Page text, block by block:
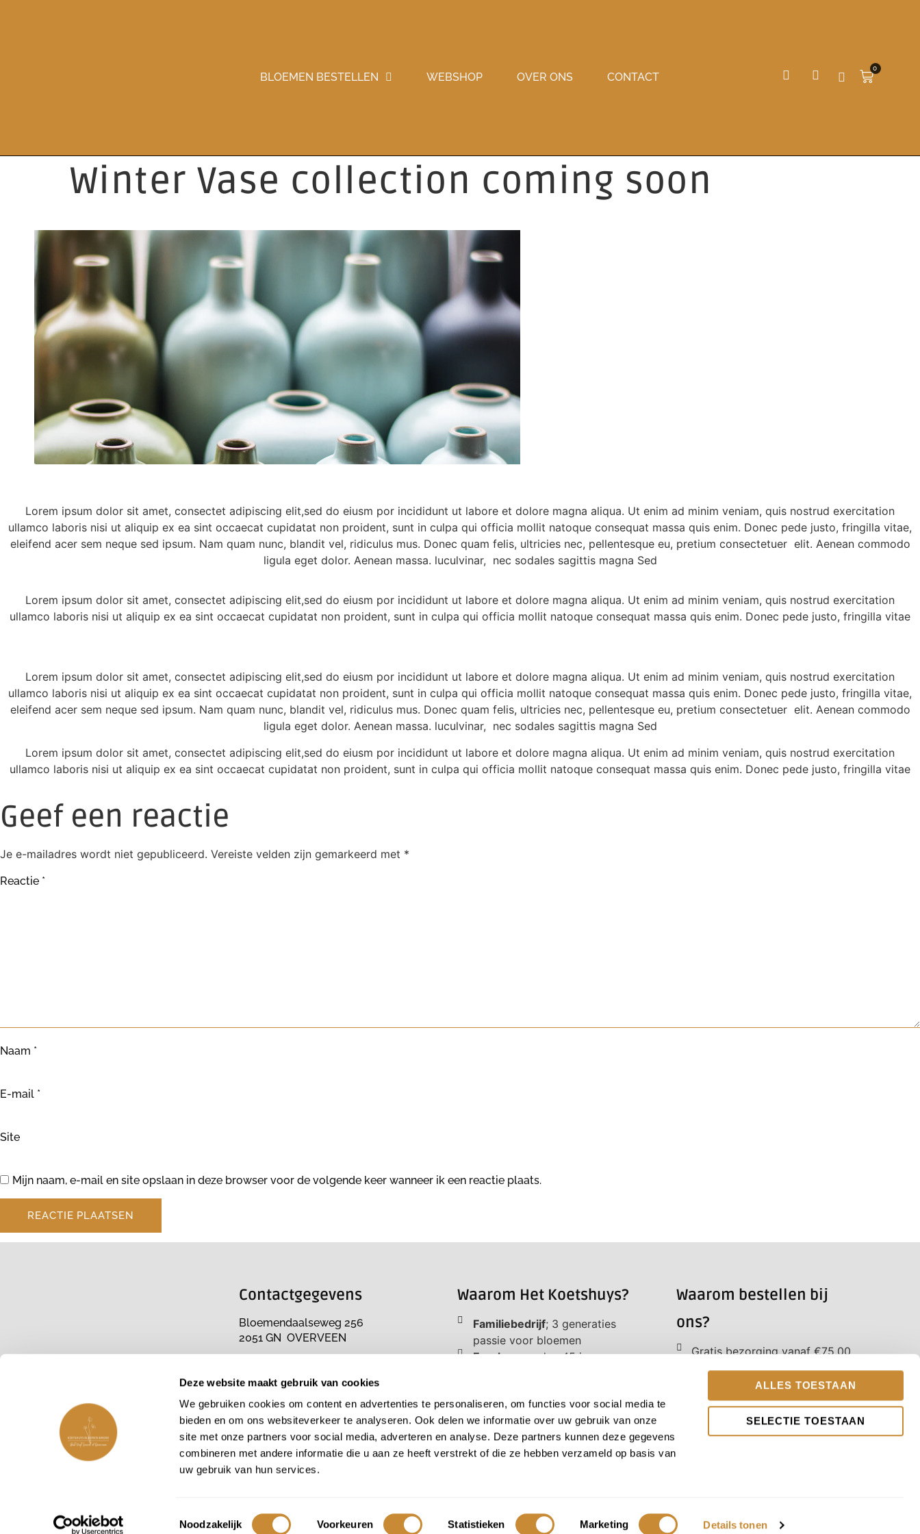
Deze website maakt gebruik van cookies
We gebruiken cookies om content en advertenties te personaliseren, om functies voor social media te
bieden en om ons websiteverkeer te analyseren. Ook delen we informatie over uw gebruik van onze
site met onze partners voor social media, adverteren en analyse. Deze partners kunnen deze gegevens
combineren met andere informatie die u aan ze heeft verstrekt of die ze hebben verzameld op basis van
uw gebruik van hun services.
Toestemmingsselectie
Noodzakelijk Voorkeuren Statistieken Marketing Details tonen
ALLES TOESTAAN
SELECTIE TOESTAAN
BLOEMEN BESTELLEN WEBSHOP OVER ONS CONTACT
0
Winter Vase collection coming soon
Lorem ipsum dolor sit amet, consectet adipiscing elit,sed do eiusm por incididunt ut labore et dolore magna aliqua. Ut enim ad minim veniam, quis nostrud exercitation
ullamco laboris nisi ut aliquip ex ea sint occaecat cupidatat non proident, sunt in culpa qui officia mollit natoque consequat massa quis enim. Donec pede justo, fringilla vitae,
eleifend acer sem neque sed ipsum. Nam quam nunc, blandit vel, ridiculus mus. Donec quam felis, ultricies nec, pellentesque eu, pretium consectetuer elit. Aenean commodo
ligula eget dolor. Aenean massa. luculvinar, nec sodales sagittis magna Sed
Lorem ipsum dolor sit amet, consectet adipiscing elit,sed do eiusm por incididunt ut labore et dolore magna aliqua. Ut enim ad minim veniam, quis nostrud exercitation
ullamco laboris nisi ut aliquip ex ea sint occaecat cupidatat non proident, sunt in culpa qui officia mollit natoque consequat massa quis enim. Donec pede justo, fringilla vitae
Lorem ipsum dolor sit amet, consectet adipiscing elit,sed do eiusm por incididunt ut labore et dolore magna aliqua. Ut enim ad minim veniam, quis nostrud exercitation
ullamco laboris nisi ut aliquip ex ea sint occaecat cupidatat non proident, sunt in culpa qui officia mollit natoque consequat massa quis enim. Donec pede justo, fringilla vitae,
eleifend acer sem neque sed ipsum. Nam quam nunc, blandit vel, ridiculus mus. Donec quam felis, ultricies nec, pellentesque eu, pretium consectetuer elit. Aenean commodo
ligula eget dolor. Aenean massa. luculvinar, nec sodales sagittis magna Sed
Lorem ipsum dolor sit amet, consectet adipiscing elit,sed do eiusm por incididunt ut labore et dolore magna aliqua. Ut enim ad minim veniam, quis nostrud exercitation
ullamco laboris nisi ut aliquip ex ea sint occaecat cupidatat non proident, sunt in culpa qui officia mollit natoque consequat massa quis enim. Donec pede justo, fringilla vitae
Geef een reactie
Je e-mailadres wordt niet gepubliceerd. Vereiste velden zijn gemarkeerd met *
Reactie *
Naam *
E-mail *
Site
Mijn naam, e-mail en site opslaan in deze browser voor de volgende keer wanneer ik een reactie plaats.
Contactgegevens
Bloemendaalseweg 256
2051 GN OVERVEEN
10.00 tot 17.00 uur
E:freek@koetshuysbloemen.nl
023 5277256
KvK: 57614229
btw: NL001509894B48
Waarom Het Koetshuys?
Familiebedrijf; 3 generaties
passie voor bloemen
Freek; meer dan 45 jaar
eigen unieke boeket samen!
Unieke locatie; daterend uit
eind 17e eeuw
Parkeren ; voor de deur of
Waarom bestellen bij
ons?
Gratis bezorging vanaf €75,00
Alle boeketten voor 12.00 uur
besteld worden dezelfde dag
nog bezorgd
Webshop bestellingen worden
binnen 2 werkdagen verstuurd